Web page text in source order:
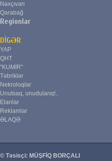
Naxçıvan
Qarabağ
Regionlar
DİGƏR
YAP
QHT
"KUMİR"
Təbriklər
Nekroloqlar
Unutsaq, unudularıq!..
Elanlar
Reklamlar
ƏLAQƏ
© Təsisçi: MÜŞFİQ BORÇALI